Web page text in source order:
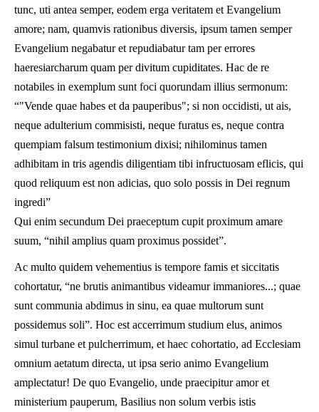
tunc, uti antea semper, eodem erga veritatem et Evangelium
amore; nam, quamvis rationibus diversis, ipsum tamen semper
Evangelium negabatur et repudiabatur tam per errores
haeresiarcharum quam per divitum cupiditates. Hac de re
notabiles in exemplum sunt foci quorundam illius sermonum:
“"Vende quae habes et da pauperibus"; si non occidisti, ut ais,
neque adulterium commisisti, neque furatus es, neque contra
quempiam falsum testimonium dixisi; nihilominus tamen
adhibitam in tris agendis diligentiam tibi infructuosam eflicis, qui
quod reliquum est non adicias, quo solo possis in Dei regnum
ingredi”
Qui enim secundum Dei praeceptum cupit proximum amare
suum, “nihil amplius quam proximus possidet”.
Ac multo quidem vehementius is tempore famis et siccitatis
cohortatur, “ne brutis animantibus videamur immaniores...; quae
sunt communia abdimus in sinu, ea quae multorum sunt
possidemus soli”. Hoc est accerrimum studium elus, animos
simul turbane et pulcherrimum, et haec cohortatio, ad Ecclesiam
omnium aetatum directa, ut ipsa serio animo Evangelium
amplectatur! De quo Evangelio, unde praecipitur amor et
ministerium pauperum, Basilius non solum verbis istis